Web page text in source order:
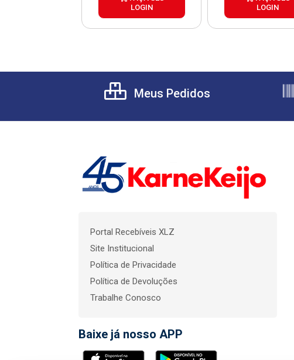
LOGIN
LOGIN
Meus Pedidos
Portal Recebíveis XLZ
Site Institucional
Política de Privacidade
Política de Devoluções
Trabalhe Conosco
Baixe já nosso APP